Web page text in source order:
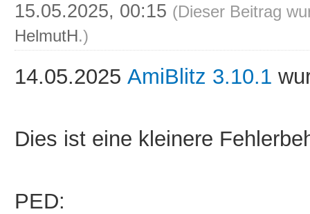
15.05.2025, 00:15 (Dieser Beitrag
HelmutH.)
14.05.2025 AmiBlitz 3.10.1
Dies ist eine kleinere
PED: